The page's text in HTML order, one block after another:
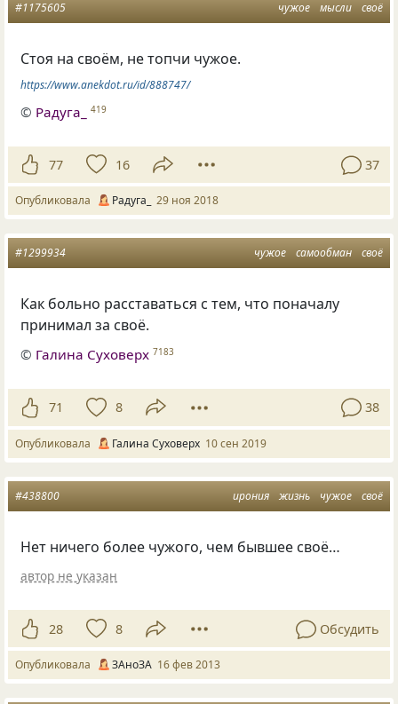
чужое мысли своё
#1175605
Стоя на своём, не топчи чужое.
https://www.anekdot.ru/id/888747/
© Радуга_ 419
77 16 37
Опубликовала Радуга_ 29 ноя 2018
чужое самообман своё
#1299934
Как больно расставаться с тем, что поначалу
принимал за своё.
© Галина Суховерх 7183
71 8 38
Опубликовала Галина Суховерх 10 сен 2019
ирония жизнь чужое своё
#438800
Нет ничего более чужого, чем бывшее своё…
автор не указан
28 8 Обсудить
Опубликовала ЗАноЗА 16 фев 2013